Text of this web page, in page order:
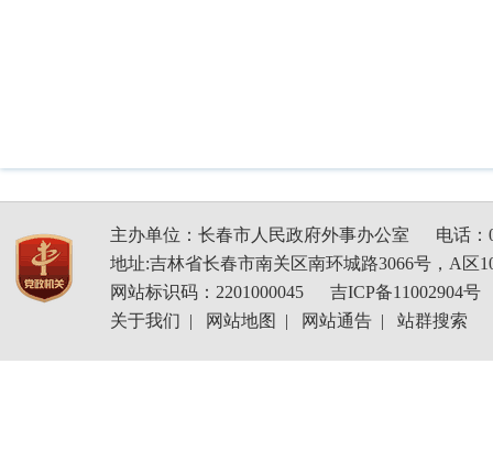
主办单位：长春市人民政府外事办公室
电话：
地址:吉林省长春市南关区南环城路3066号，A区
网站标识码：2201000045
吉ICP备11002904号
关于我们 | 网站地图 | 网站通告 | 站群搜索